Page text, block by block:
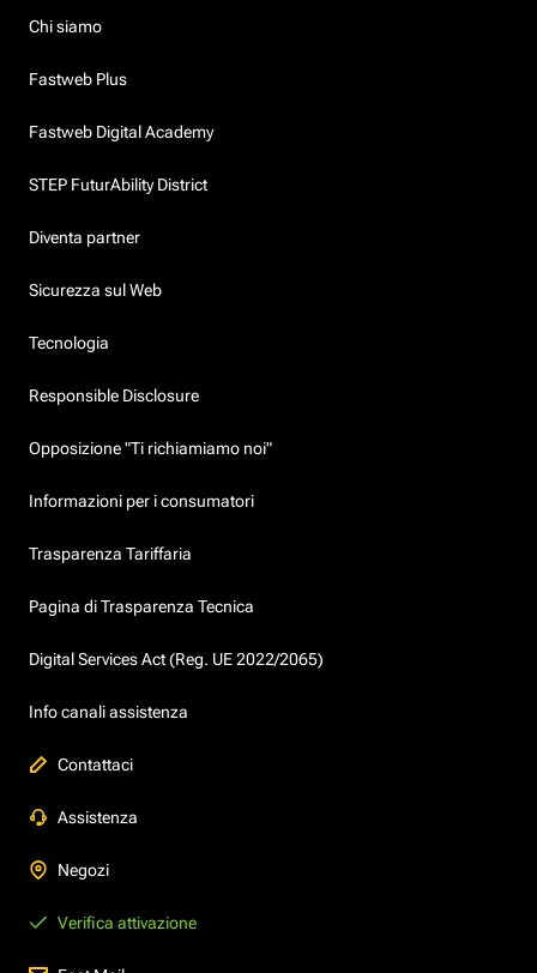
Chi siamo
Fastweb Plus
Fastweb Digital Academy
STEP FuturAbility District
Diventa partner
Sicurezza sul Web
Tecnologia
Responsible Disclosure
Opposizione "Ti richiamiamo noi"
Informazioni per i consumatori
Trasparenza Tariffaria
Pagina di Trasparenza Tecnica
Digital Services Act (Reg. UE 2022/2065)
Info canali assistenza
Contattaci
Assistenza
Negozi
Verifica attivazione